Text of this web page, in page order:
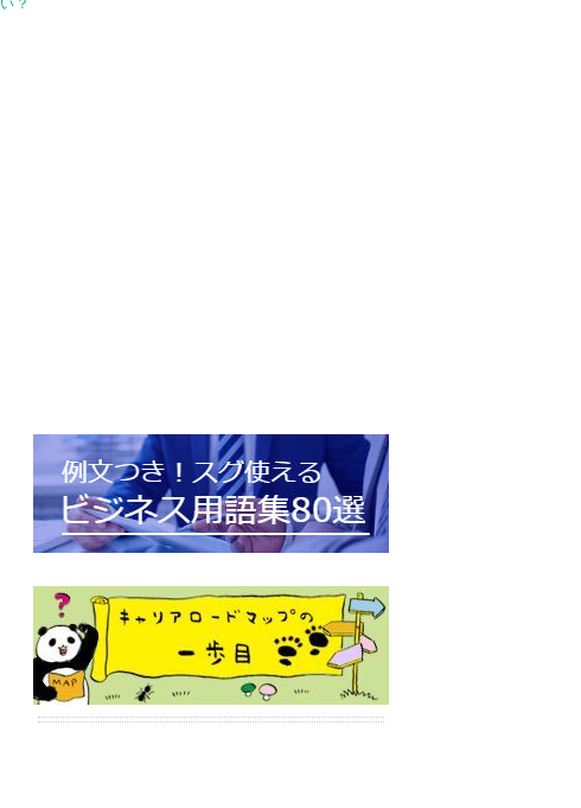
？